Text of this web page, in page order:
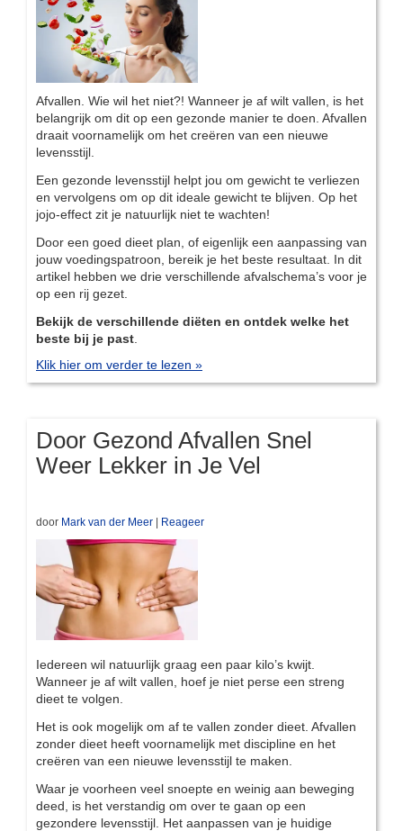
Afvallen. Wie wil het niet?! Wanneer je af wilt vallen, is het
belangrijk om dit op een gezonde manier te doen. Afvallen
draait voornamelijk om het creëren van een nieuwe
levensstijl.
Een gezonde levensstijl helpt jou om gewicht te verliezen
en vervolgens om op dit ideale gewicht te blijven. Op het
jojo-effect zit je natuurlijk niet te wachten!
Door een goed dieet plan, of eigenlijk een aanpassing van
jouw voedingspatroon, bereik je het beste resultaat. In dit
artikel hebben we drie verschillende afvalschema’s voor je
op een rij gezet.
Bekijk de verschillende diëten en ontdek welke het
beste bij je past
Klik hier om verder te lezen »
Door Gezond Afvallen Snel
Weer Lekker in Je Vel
door Mark van der Meer | Reageer
Iedereen wil natuurlijk graag een paar kilo’s kwijt.
Wanneer je af wilt vallen, hoef je niet perse een streng
dieet te volgen.
Het is ook mogelijk om af te vallen zonder dieet. Afvallen
zonder dieet heeft voornamelijk met discipline en het
creëren van een nieuwe levensstijl te maken.
Waar je voorheen veel snoepte en weinig aan beweging
deed, is het verstandig om over te gaan op een
gezondere levensstijl. Het aanpassen van je huidige